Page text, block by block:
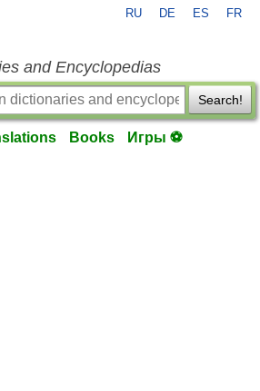
RU DE ES FR
and Encyclopedias
Search!
Books Игры ⚽